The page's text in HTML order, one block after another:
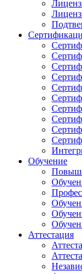
Обучение
Аттестация